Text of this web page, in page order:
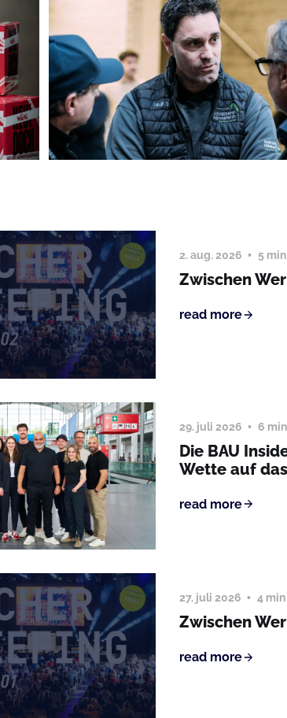
2. aug. 2026 5
Zwischen
read more
29. juli 2026 6
Die BAU
Wette auf
read more
27. juli 2026 4
Zwischen
read more